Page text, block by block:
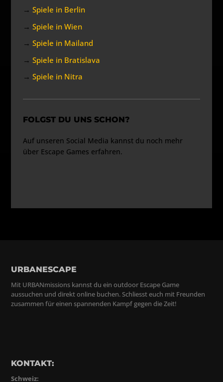
→Spiele in Berlin
→Spiele in Wien
→Spiele in Mailand
→Spiele in Bratislava
→Spiele in Nitra
FOLGST DU UNS SCHON?
Auf unseren Social Media kannst du noch mehr
über Escape Games erfahren.
URBANESCAPE
Mit URBANmissions kannst du ein outdoor Escape Game
aussuchen und direkt online buchen. Schliesst euch mit Freunden
zusammen für einen spannenden Kampf gegen die Zeit!
KONTAKT:
Schweiz: